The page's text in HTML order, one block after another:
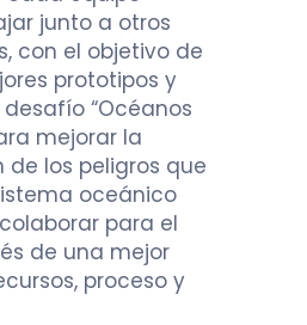
junto a otros
con el objetivo de
prototipos y
“Océanos
mejorar la
de los peligros que
oceánico
para el
de una mejor
proceso y